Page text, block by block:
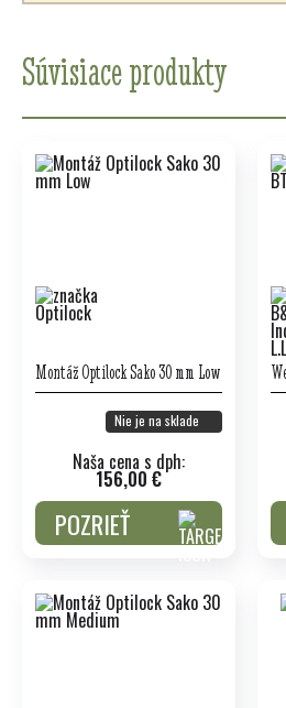
Súvisiace produkty
Montáž Optilock Sako 30 mm Low
Nie je na sklade
Naša cena s dph:
156,00 €
POZRIEŤ